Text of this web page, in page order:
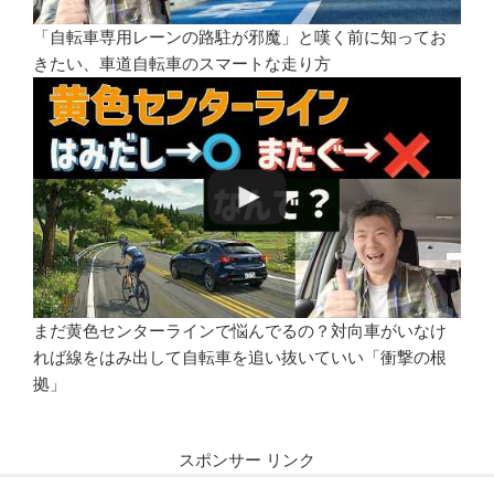
「自転車専用レーンの路駐が邪魔」と嘆く前に知ってお
きたい、車道自転車のスマートな走り方
まだ黄色センターラインで悩んでるの？対向車がいなけ
れば線をはみ出して自転車を追い抜いていい「衝撃の根
拠」
スポンサー リンク